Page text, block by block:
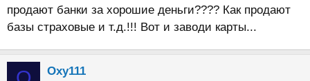
продают банки за хорошие деньги???? Как продают
базы страховые и т.д.!!! Вот и заводи карты...
Oxy111